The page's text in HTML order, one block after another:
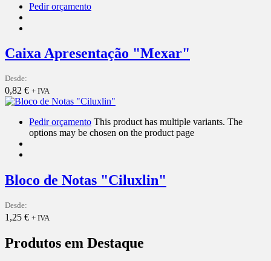
Pedir orçamento
Caixa Apresentação "Mexar"
Desde:
0,82 € + IVA
Pedir orçamento This product has multiple variants. The
options may be chosen on the product page
Bloco de Notas "Ciluxlin"
Desde:
1,25 € + IVA
Produtos em Destaque